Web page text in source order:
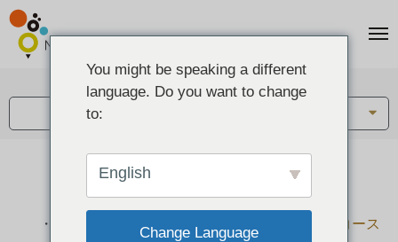
結婚指輪とペアリングのデザイン集
下記コースで手作りされた作品をご紹介します
手作り結婚指輪コース
手作りペアリングコース
You might be speaking a different
language. Do you want to change
to:
English
Change Language